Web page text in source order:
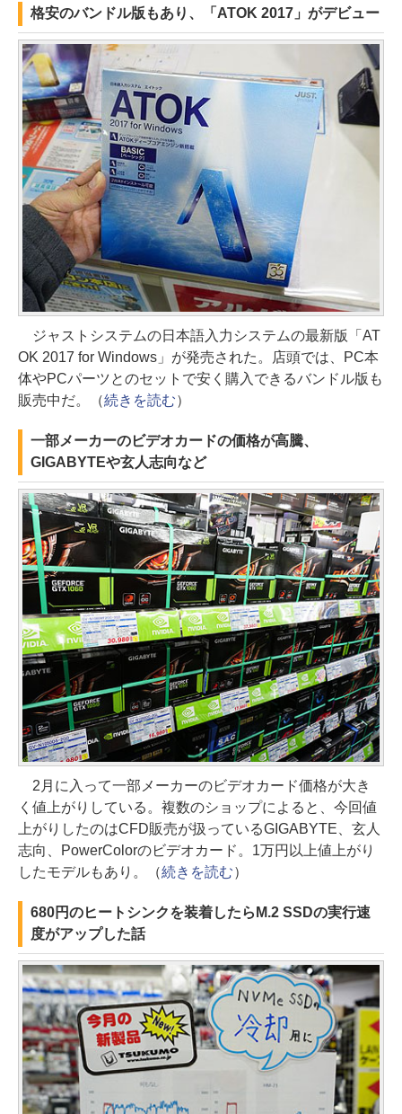
格安のバンドル版もあり、「ATOK 2017」がデビュー
ジャストシステムの日本語入力システムの最新版「AT
OK 2017 for Windows」が発売された。店頭では、PC本
体やPCパーツとのセットで安く購入できるバンドル版も
販売中だ。（続きを読む）
一部メーカーのビデオカードの価格が高騰、
GIGABYTEや玄人志向など
2月に入って一部メーカーのビデオカード価格が大き
く値上がりしている。複数のショップによると、今回値
上がりしたのはCFD販売が扱っているGIGABYTE、玄人
志向、PowerColorのビデオカード。1万円以上値上がり
したモデルもあり。（続きを読む）
680円のヒートシンクを装着したらM.2 SSDの実行速
度がアップした話